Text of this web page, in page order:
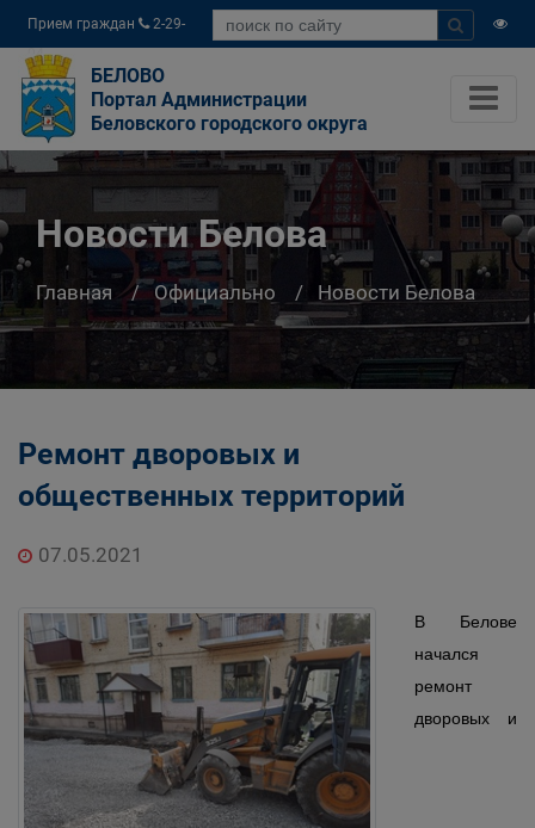
Прием граждан
2-29-
04
БЕЛОВО
Портал Администрации
Беловского городского округа
Новости Белова
Главная Официально Новости Белова
Ремонт дворовых и
общественных территорий
07.05.2021
В Белове
начался
ремонт
дворовых и